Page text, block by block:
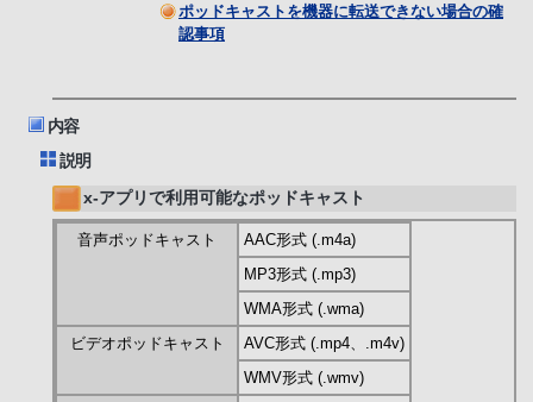
ポッドキャストを機器に転送できない場合の確
認事項
内容
説明
x-アプリで利用可能なポッドキャスト
音声ポッドキャスト
AAC形式 (.m4a)
MP3形式 (.mp3)
WMA形式 (.wma)
ビデオポッドキャスト
AVC形式 (.mp4、.m4v)
WMV形式 (.wmv)